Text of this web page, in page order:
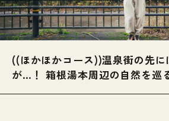
((ほかほかコース))温泉街の先に
が…！ 箱根湯本周辺の自然を巡